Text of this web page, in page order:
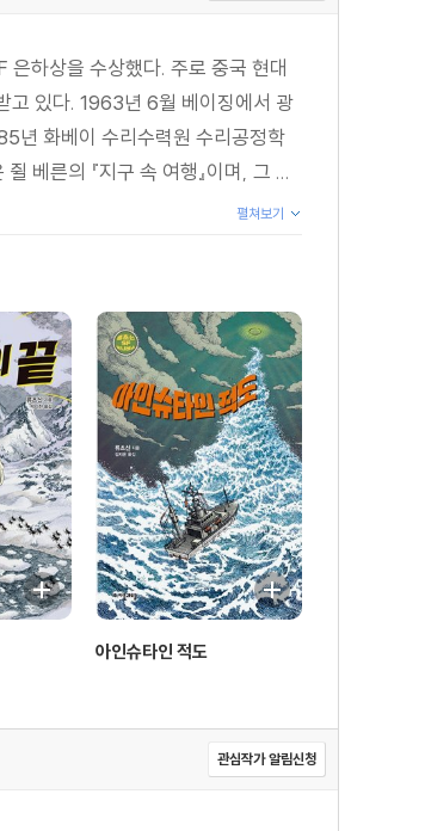
하상을 수상했다. 주로 중국 현대
고 있다. 1963년 6월 베이징에서 광
년 화베이 수리수력원 수리공정학
베른의 『지구 속 여행』이며, 그 ...
펼쳐보기
아인슈타인 적도
관심작가 알림신청